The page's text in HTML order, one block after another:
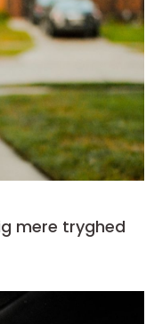
mere tryghed